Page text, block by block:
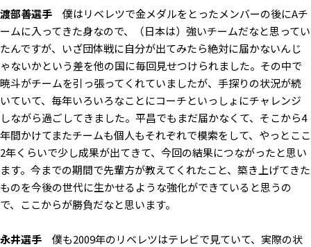
渡部善選手 僕はリベレツで金メダルをとったメンバーの後にAチ
ームに入ってきた身なので、（日本は）強いチームだなと思ってい
たんですが、いざ団体戦に自分が出てみたら絶対に届かないんじ
ゃないかという差を他の国に毎回見せつけられました。その中で
暁斗がチームを引っ張ってくれていましたが、手探りの状況が続
いていて、毎年いろいろなことにコーチといっしょにチャレンジ
しながら過ごしてきました。平昌でもまだ届かなくて、そこから4
年間かけてまたチームも個人もそれぞれで模索をして、やっとここ
2年くらいで少し成果が出てきて、今回の結果につながったと思い
ます。今までの期間で先輩方が教えてくれたこと、築き上げてきた
ものを今後の世代に生かせるような強化ができていると思うの
で、ここからが勝負だなと思います。
永井選手 僕も2009年のリベレツはテレビで見ていて、実際の状